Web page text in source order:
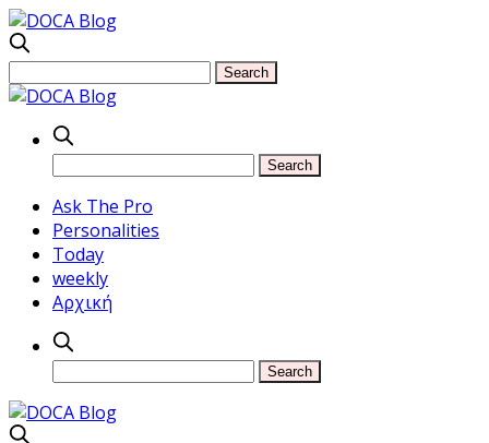
Ask The Pro
Personalities
Today
weekly
Αρχική